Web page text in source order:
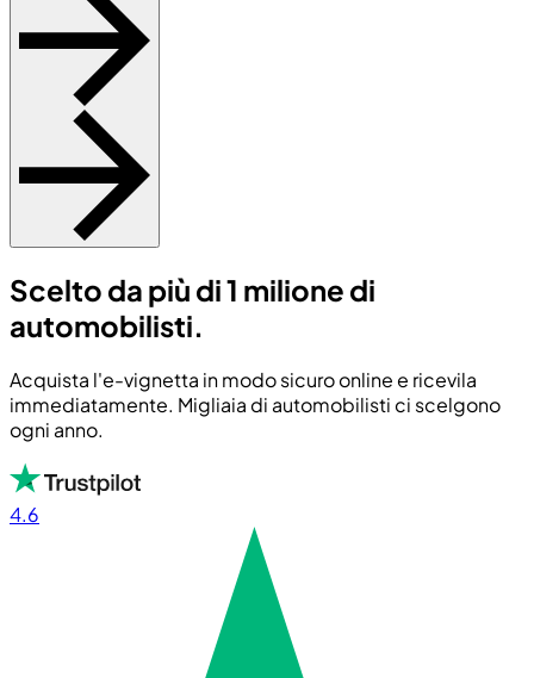
Scelto da più di 1 milione di
automobilisti.
Acquista l'e-vignetta in modo sicuro online e ricevila
immediatamente. Migliaia di automobilisti ci scelgono
ogni anno.
4.6